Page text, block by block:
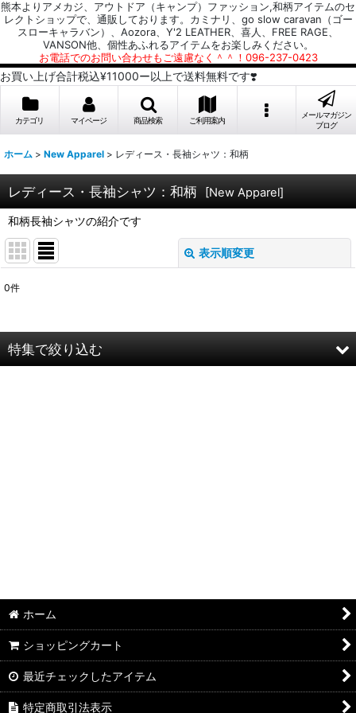
熊本よりアメカジ、アウトドア（キャンプ）ファッション,和柄アイテムのセ
レクトショップで、通販しております。カミナリ、go slow caravan（ゴー
スローキャラバン）、Aozora、Y'2 LEATHER、喜人、FREE RAGE、
VANSON他、個性あふれるアイテムをお楽しみください。
お電話でのお問い合わせもご遠慮なく＾＾！096-237-0423
お買い上げ合計税込¥11000ー以上で送料無料です❣️
カテゴリ マイページ 商品検索 ご利用案内
メールマガジン
ブログ
ホーム > New Apparel > レディース・長袖シャツ：和柄
レディース・長袖シャツ：和柄 [New Apparel]
和柄長袖シャツの紹介です
表示順変更
並び順 :
0件
特集で絞り込む
長袖シャツ：和柄
長袖シャツ：アメカジ・他
ジャケット：アメカジ・他
ホーム
ショッピングカート
最近チェックしたアイテム
特定商取引法表示